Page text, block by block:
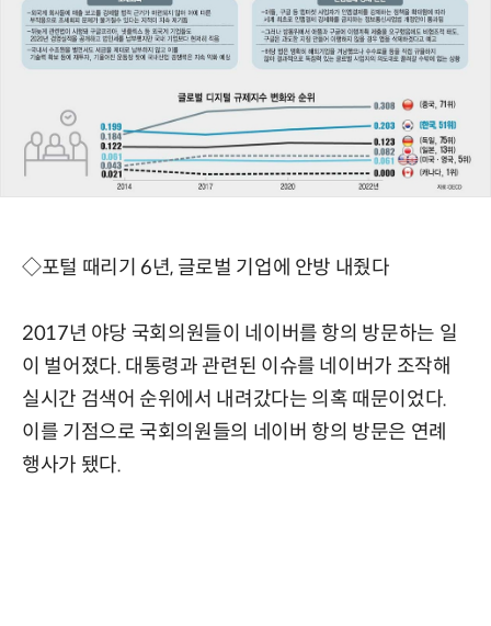
◇포털 때리기 6년, 글로벌 기업에 안방 내줬다
2017년 야당 국회의원들이 네이버를 항의 방문하는 일
이 벌어졌다. 대통령과 관련된 이슈를 네이버가 조작해
실시간 검색어 순위에서 내려갔다는 의혹 때문이었다.
이를 기점으로 국회의원들의 네이버 항의 방문은 연례
행사가 됐다.